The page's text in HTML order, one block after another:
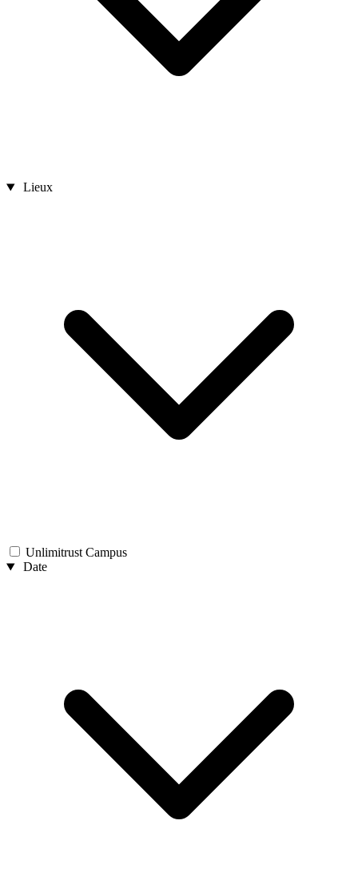
Lieux
Unlimitrust Campus
Date